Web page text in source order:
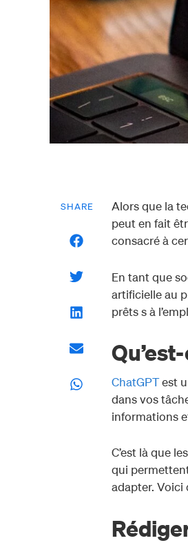
SHARE
Alors que la
peut en fait
consacré à
En tant que
artificielle au
prêts s à
ChatGPTest
dans vos
informations
C’est là que
qui
adapter. Voici